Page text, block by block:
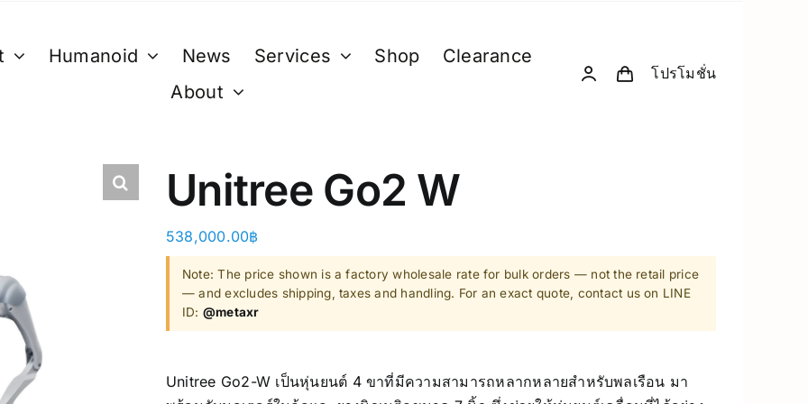
Ray-Ban Meta Glasses
Microsoft Hololens 2
Bestseller
Supermicro GPU Server
Mini/Micro PC & eGPU
Robodog
Accessories
Humanoid News Services Shop
Clearance
About
โปรโมชั่น
Unitree Go2 W
538,000.00฿
Note: The price shown is a factory wholesale rate for bulk orders — not the retail price
— and excludes shipping, taxes and handling. For an exact quote, contact us on LINE
ID: @metaxr
Unitree Go2-W เป็นหุ่นยนต์ 4 ขาที่มีความสามารถหลากหลายสำหรับพลเรือน มา